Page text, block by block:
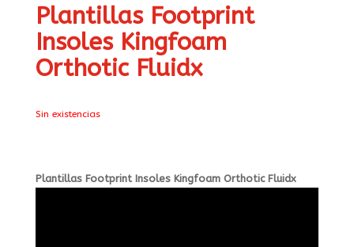
Plantillas Footprint
Insoles Kingfoam
Orthotic Fluidx
Sin existencias
Plantillas Footprint Insoles Kingfoam Orthotic Fluidx